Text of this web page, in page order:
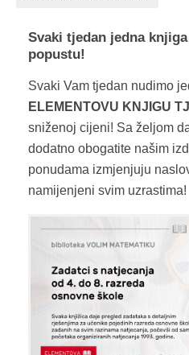
Svaki tjedan jedna
popustu!
Svaki Vam tjedan nudimo
ELEMENTOVU KNJIGU
sniženoj cijeni! Sa željom
dodatno obogatite našim
ponudama izmjenjuju
namijenjeni svim uzrastima!